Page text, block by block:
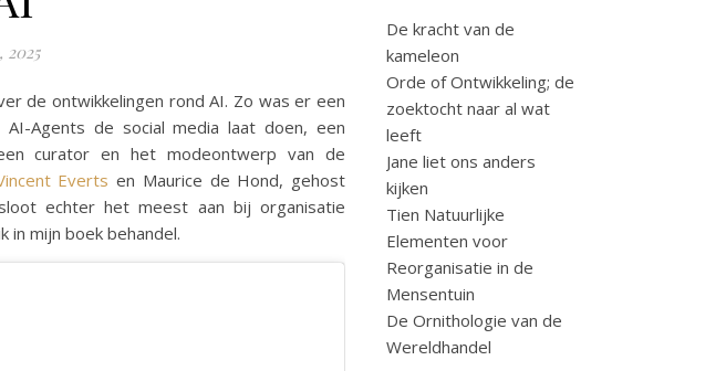
2025
de ontwikkelingen rond AI. Zo was er een
Agents de social media laat doen, een
curator en het modeontwerp van de
Everts en Maurice de Hond, gehost
echter het meest aan bij organisatie
in mijn boek behandel.
De kracht van de
kameleon
Orde of Ontwikkeling; de
zoektocht naar al wat
leeft
Jane liet ons anders
kijken
Tien Natuurlijke
Elementen voor
Reorganisatie in de
Mensentuin
De Ornithologie van de
Wereldhandel